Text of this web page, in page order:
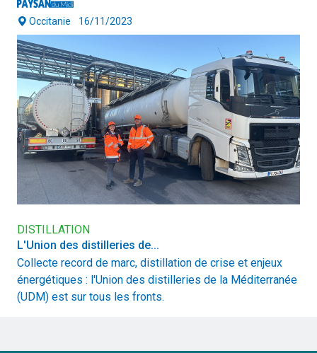
Occitanie 16/11/2023
DISTILLATION
L'Union des distilleries de...
Collecte record de marc, distillation de crise et enjeux
énergétiques : l'Union des distilleries de la Méditerranée
(UDM) est sur tous les fronts.